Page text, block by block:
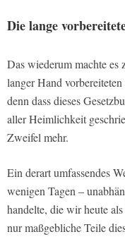
Die lange
Das wiederum machte
langer Hand
denn dass dieses
aller Heimlichkeit
Zweifel mehr.
Ein derart umfassendes
wenigen Tagen –
handelte, die wir heute
nur maßgebliche Teile